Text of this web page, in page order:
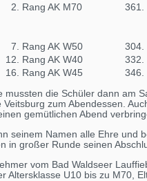
2. Rang AK M70 361.
7. Rang AK W50
304.
12. Rang AK W40
332.
16. Rang AK W45 346.
mussten die Schüler dann am
zum Abendessen.
gemütlichen Abend
seinem Namen alle Ehre
in großer Runde seinen
vom Bad Waldseer
Altersklasse U10 bis zu M70,